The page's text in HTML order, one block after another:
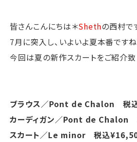
皆さんこんにちは＊Shethの西村で
7月に突入し、いよいよ夏本番ですね
今回は夏の新作スカートをご紹介
ブラウス／Pont de Chalon 税
カーディガン／Pont de Chalon
スカート／Le minor 税込